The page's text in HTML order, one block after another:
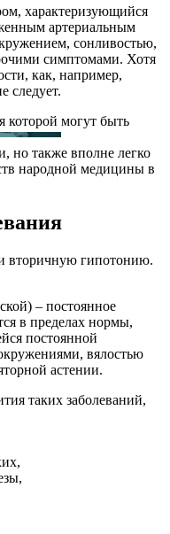
характеризующийся
артериальным
сонливостью,
симптомами. Хотя
как, например,
следует.
которой могут быть
но также вполне легко
народной медицины в
вторичную гипотонию.
– постоянное
в пределах нормы,
постоянной
вялостью
астении.
таких заболеваний,